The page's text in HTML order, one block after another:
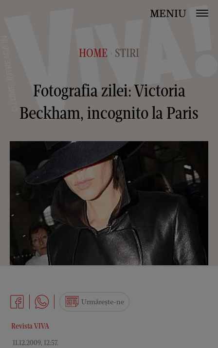
MENIU
HOME > STIRI
Fotografia zilei: Victoria
Beckham, incognito la Paris
Revista VIVA
11.12.2009, 12:57.
Urmărește-ne